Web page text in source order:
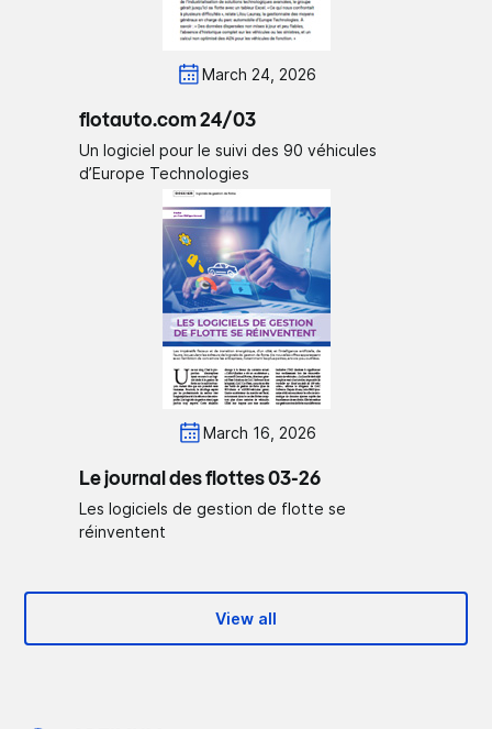
March 24, 2026
flotauto.com 24/03
Un logiciel pour le suivi des 90 véhicules
d’Europe Technologies
March 16, 2026
Le journal des flottes 03-26
Les logiciels de gestion de flotte se
réinventent
View all